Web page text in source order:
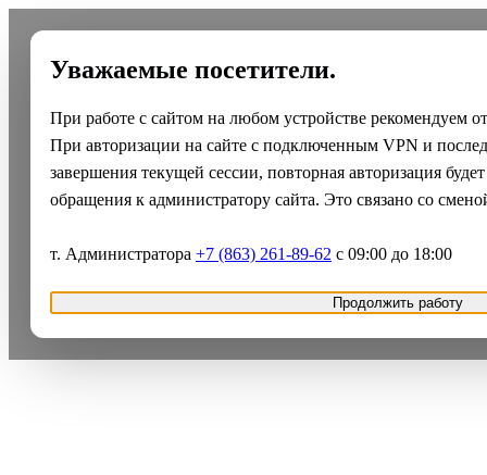
Уважаемые посетители.
При работе с сайтом на любом устройстве рекомендуем
При авторизации на сайте с подключенным VPN и
завершения текущей сессии, повторная авторизация
обращения к администратору сайта. Это связано со
т. Администратора +7 (863) 261-89-62 с 09:00 до 18:00
Продолжить работу